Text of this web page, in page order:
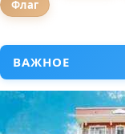
Флаг
ВАЖНОЕ